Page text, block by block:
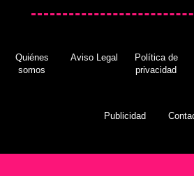
actualización 1.10 (19/12/2018)
Quiénes
somos
Aviso Legal
Política de
privacidad
Publicidad